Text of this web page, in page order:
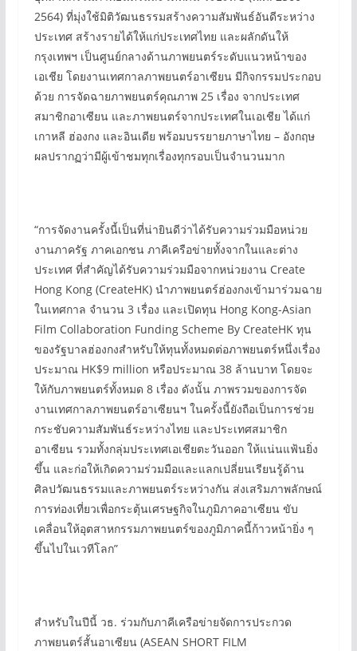
2564) ที่มุ่งใช้มิติวัฒนธรรมสร้างความสัมพันธ์อันดีระหว่าง
ประเทศ สร้างรายได้ให้แก่ประเทศไทย และผลักดันให้
กรุงเทพฯ เป็นศูนย์กลางด้านภาพยนตร์ระดับแนวหน้าของ
เอเชีย โดยงานเทศกาลภาพยนตร์อาเซียน มีกิจกรรมประกอบ
ด้วย การจัดฉายภาพยนตร์คุณภาพ 25 เรื่อง จากประเทศ
สมาชิกอาเซียน และภาพยนตร์จากประเทศในเอเชีย ได้แก่
เกาหลี ฮ่องกง และอินเดีย พร้อมบรรยายภาษาไทย – อังกฤษ
ผลปรากฏว่ามีผู้เข้าชมทุกเรื่องทุกรอบเป็นจำนวนมาก
“การจัดงานครั้งนี้เป็นที่น่ายินดีว่าได้รับความร่วมมือหน่วย
งานภาครัฐ ภาคเอกชน ภาคีเครือข่ายทั้งจากในและต่าง
ประเทศ ที่สำคัญได้รับความร่วมมือจากหน่วยงาน Create
Hong Kong (CreateHK) นำภาพยนตร์ฮ่องกงเข้ามาร่วมฉาย
ในเทศกาล จำนวน 3 เรื่อง และเปิดทุน Hong Kong-Asian
Film Collaboration Funding Scheme By CreateHK ทุน
ของรัฐบาลฮ่องกงสำหรับให้ทุนทั้งหมดต่อภาพยนตร์หนึ่งเรื่อง
ประมาณ HK$9 million หรือประมาณ 38 ล้านบาท โดยจะ
ให้กับภาพยนตร์ทั้งหมด 8 เรื่อง ดังนั้น ภาพรวมของการจัด
งานเทศกาลภาพยนตร์อาเซียนฯ ในครั้งนี้ยังถือเป็นการช่วย
กระชับความสัมพันธ์ระหว่างไทย และประเทศสมาชิก
อาเซียน รวมทั้งกลุ่มประเทศเอเชียตะวันออก ให้แน่นแฟ้นยิ่ง
ขึ้น และก่อให้เกิดความร่วมมือและแลกเปลี่ยนเรียนรู้ด้าน
ศิลปวัฒนธรรมและภาพยนตร์ระหว่างกัน ส่งเสริมภาพลักษณ์
การท่องเที่ยวเพื่อกระตุ้นเศรษฐกิจในภูมิภาคอาเซียน ขับ
เคลื่อนให้อุตสาหกรรมภาพยนตร์ของภูมิภาคนี้ก้าวหน้ายิ่ง ๆ
ขึ้นไปในเวทีโลก”
สำหรับในปีนี้ วธ. ร่วมกับภาคีเครือข่ายจัดการประกวด
ภาพยนตร์สั้นอาเซียน (ASEAN SHORT FILM